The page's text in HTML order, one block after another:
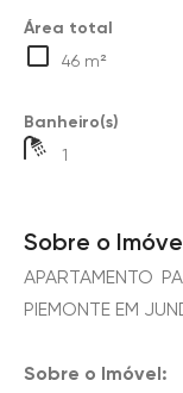
Área total
46 m²
Banheiro(s)
1
Sobre o
APARTAMENTO
PIEMONTE EM
Sobre o Imóvel: